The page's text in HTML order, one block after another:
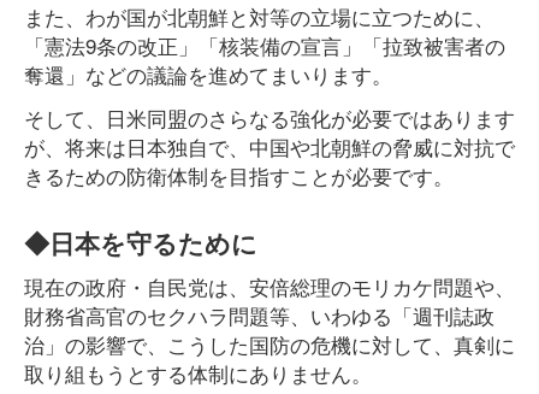
また、わが国が北朝鮮と対等の立場に立つために、
「憲法9条の改正」「核装備の宣言」「拉致被害者の
奪還」などの議論を進めてまいります。
そして、日米同盟のさらなる強化が必要ではあります
が、将来は日本独自で、中国や北朝鮮の脅威に対抗で
きるための防衛体制を目指すことが必要です。
◆日本を守るために
現在の政府・自民党は、安倍総理のモリカケ問題や、
財務省高官のセクハラ問題等、いわゆる「週刊誌政
治」の影響で、こうした国防の危機に対して、真剣に
取り組もうとする体制にありません。